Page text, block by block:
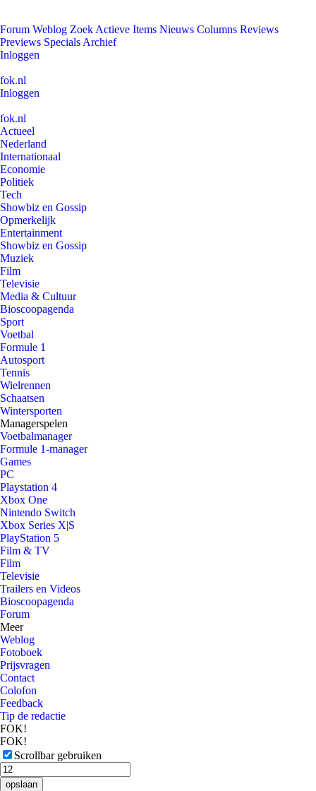
Forum Weblog Zoek Actieve Items Nieuws Columns Reviews
Previews Specials Archief
Inloggen
fok.nl
Inloggen
fok.nl
Actueel
Nederland
Internationaal
Economie
Politiek
Tech
Showbiz en Gossip
Opmerkelijk
Entertainment
Showbiz en Gossip
Muziek
Film
Televisie
Media & Cultuur
Bioscoopagenda
Sport
Voetbal
Formule 1
Autosport
Tennis
Wielrennen
Schaatsen
Wintersporten
Managerspelen
Voetbalmanager
Formule 1-manager
Games
PC
Playstation 4
Xbox One
Nintendo Switch
Xbox Series X|S
PlayStation 5
Film & TV
Film
Televisie
Trailers en Videos
Bioscoopagenda
Forum
Meer
Weblog
Fotoboek
Prijsvragen
Contact
Colofon
Feedback
Tip de redactie
FOK!
FOK!
Scrollbar gebruiken
opslaan